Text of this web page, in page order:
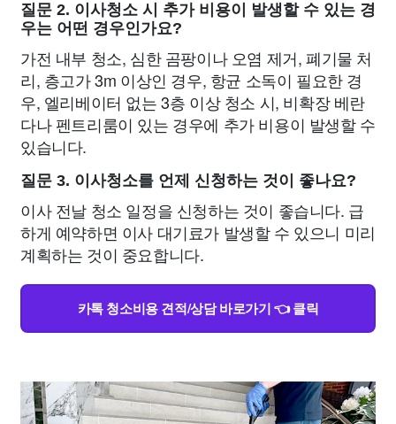
질문 2. 이사청소 시 추가 비용이 발생할 수 있는 경
우는 어떤 경우인가요?
가전 내부 청소, 심한 곰팡이나 오염 제거, 폐기물 처
리, 층고가 3m 이상인 경우, 항균 소독이 필요한 경
우, 엘리베이터 없는 3층 이상 청소 시, 비확장 베란
다나 펜트리룸이 있는 경우에 추가 비용이 발생할 수
있습니다.
질문 3. 이사청소를 언제 신청하는 것이 좋나요?
이사 전날 청소 일정을 신청하는 것이 좋습니다. 급
하게 예약하면 이사 대기료가 발생할 수 있으니 미리
계획하는 것이 중요합니다.
카톡 청소비용 견적/상담 바로가기 👈 클릭